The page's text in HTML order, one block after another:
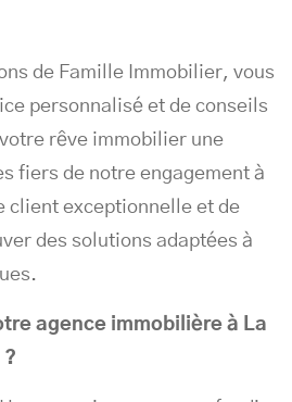
de Famille Immobilier, vous
personnalisé et de conseils
rêve immobilier une
fiers de notre engagement à
client exceptionnelle et de
des solutions adaptées à
agence immobilière à La